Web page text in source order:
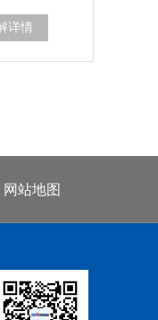
详情
网站地图